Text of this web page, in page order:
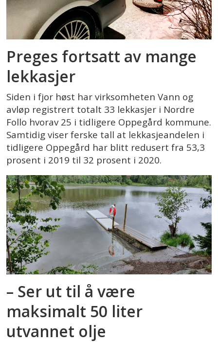
Preges fortsatt av mange
lekkasjer
Siden i fjor høst har virksomheten Vann og
avløp registrert totalt 33 lekkasjer i Nordre
Follo hvorav 25 i tidligere Oppegård kommune.
Samtidig viser ferske tall at lekkasjeandelen i
tidligere Oppegård har blitt redusert fra 53,3
prosent i 2019 til 32 prosent i 2020.
– Ser ut til å være
maksimalt 50 liter
utvannet olje